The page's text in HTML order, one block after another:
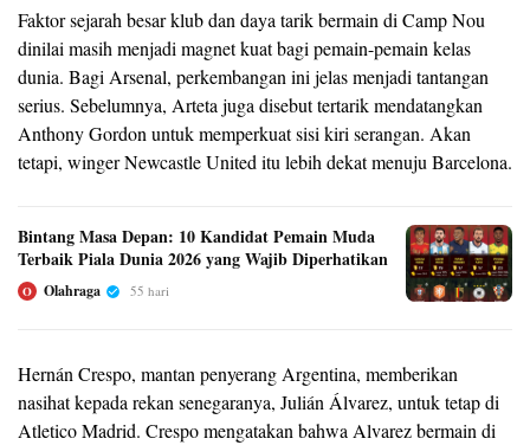
Faktor sejarah besar klub dan daya tarik bermain di Camp Nou
dinilai masih menjadi magnet kuat bagi pemain-pemain kelas
dunia. Bagi Arsenal, perkembangan ini jelas menjadi tantangan
serius. Sebelumnya, Arteta juga disebut tertarik mendatangkan
Anthony Gordon untuk memperkuat sisi kiri serangan. Akan
tetapi, winger Newcastle United itu lebih dekat menuju Barcelona.
Bintang Masa Depan: 10 Kandidat Pemain Muda
Terbaik Piala Dunia 2026 yang Wajib Diperhatikan
O Olahraga 55 hari
Hernán Crespo, mantan penyerang Argentina, memberikan
nasihat kepada rekan senegaranya, Julián Álvarez, untuk tetap di
Atletico Madrid. Crespo mengatakan bahwa Alvarez bermain di